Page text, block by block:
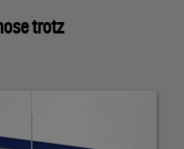
trotz